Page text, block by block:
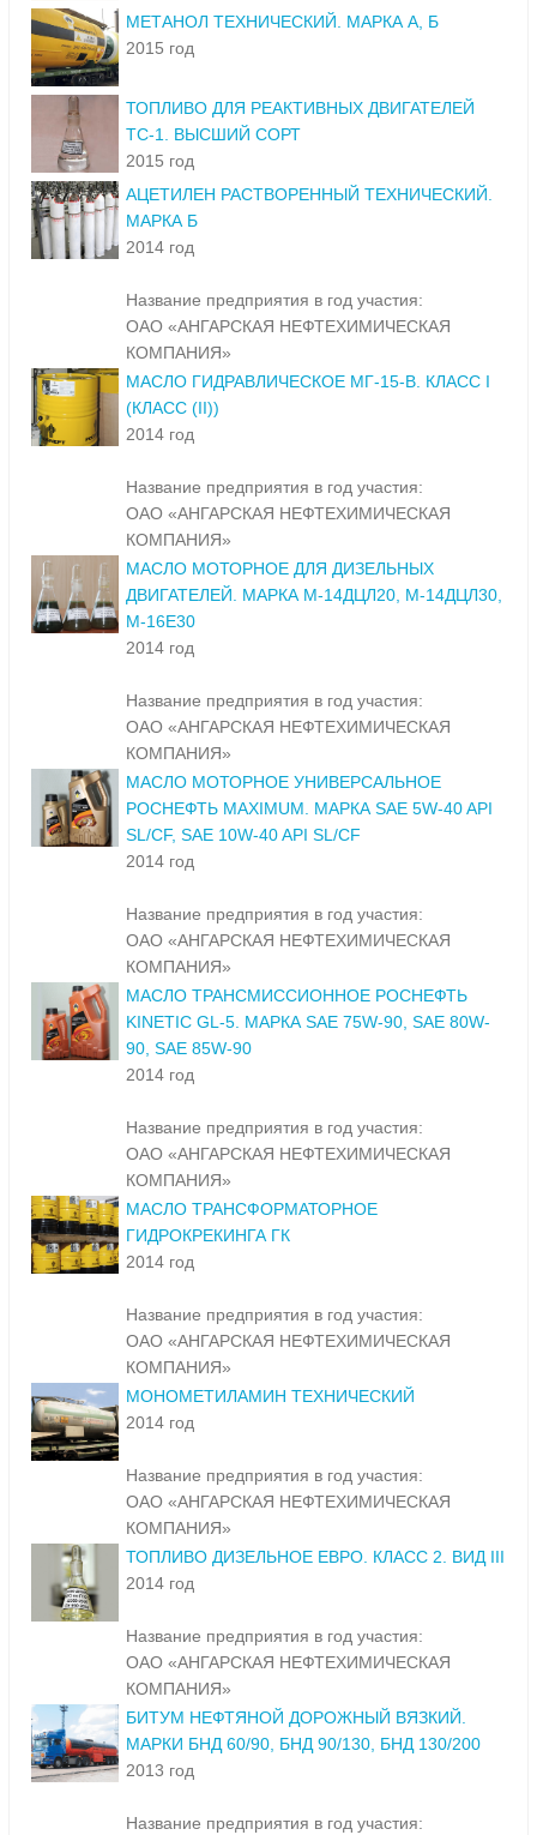
МЕТАНОЛ ТЕХНИЧЕСКИЙ. МАРКА А, Б
2015 год
ТОПЛИВО ДЛЯ РЕАКТИВНЫХ ДВИГАТЕЛЕЙ
ТС-1. ВЫСШИЙ СОРТ
2015 год
АЦЕТИЛЕН РАСТВОРЕННЫЙ ТЕХНИЧЕСКИЙ.
МАРКА Б
2014 год
Название предприятия в год участия:
ОАО «АНГАРСКАЯ НЕФТЕХИМИЧЕСКАЯ
КОМПАНИЯ»
МАСЛО ГИДРАВЛИЧЕСКОЕ МГ-15-В. КЛАСС I
(КЛАСС (II))
2014 год
Название предприятия в год участия:
ОАО «АНГАРСКАЯ НЕФТЕХИМИЧЕСКАЯ
КОМПАНИЯ»
МАСЛО МОТОРНОЕ ДЛЯ ДИЗЕЛЬНЫХ
ДВИГАТЕЛЕЙ. МАРКА М-14ДЦЛ20, М-14ДЦЛ30,
М-16Е30
2014 год
Название предприятия в год участия:
ОАО «АНГАРСКАЯ НЕФТЕХИМИЧЕСКАЯ
КОМПАНИЯ»
МАСЛО МОТОРНОЕ УНИВЕРСАЛЬНОЕ
РОСНЕФТЬ MAXIMUM. МАРКА SAE 5W-40 API
SL/CF, SAE 10W-40 API SL/CF
2014 год
Название предприятия в год участия:
ОАО «АНГАРСКАЯ НЕФТЕХИМИЧЕСКАЯ
КОМПАНИЯ»
МАСЛО ТРАНСМИССИОННОЕ РОСНЕФТЬ
KINETIC GL-5. МАРКА SAE 75W-90, SAE 80W-
90, SAE 85W-90
2014 год
Название предприятия в год участия:
ОАО «АНГАРСКАЯ НЕФТЕХИМИЧЕСКАЯ
КОМПАНИЯ»
МАСЛО ТРАНСФОРМАТОРНОЕ
ГИДРОКРЕКИНГА ГК
2014 год
Название предприятия в год участия:
ОАО «АНГАРСКАЯ НЕФТЕХИМИЧЕСКАЯ
КОМПАНИЯ»
МОНОМЕТИЛАМИН ТЕХНИЧЕСКИЙ
2014 год
Название предприятия в год участия:
ОАО «АНГАРСКАЯ НЕФТЕХИМИЧЕСКАЯ
КОМПАНИЯ»
ТОПЛИВО ДИЗЕЛЬНОЕ ЕВРО. КЛАСС 2. ВИД III
2014 год
Название предприятия в год участия:
ОАО «АНГАРСКАЯ НЕФТЕХИМИЧЕСКАЯ
КОМПАНИЯ»
БИТУМ НЕФТЯНОЙ ДОРОЖНЫЙ ВЯЗКИЙ.
МАРКИ БНД 60/90, БНД 90/130, БНД 130/200
2013 год
Название предприятия в год участия: